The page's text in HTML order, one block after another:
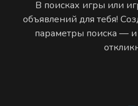
В поисках игры или
объявлений для тебя!
параметры поиска — и